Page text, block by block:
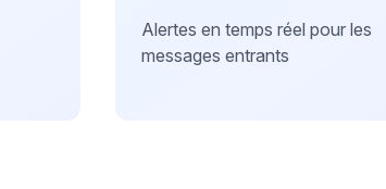
Alertes en temps réel pour les
messages entrants